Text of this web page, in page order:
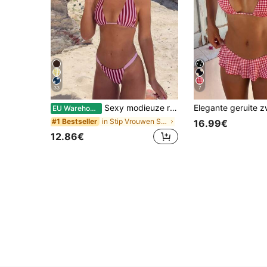
33
EU Warehouse Sexy modieuze roze gestreepte bikini set voor dames in de lente en zomer, met stippen, voor op het strand en op vakantie
#1 Bestseller in Stip Vrouwen Strandkleding
12.86€
7
16.99€